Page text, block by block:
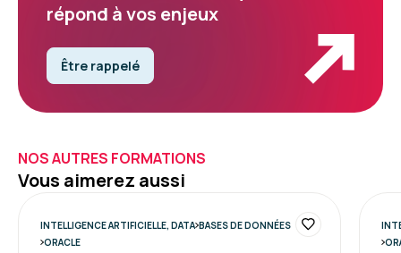
répond à vos enjeux
Être rappelé
NOS AUTRES FORMATIONS
Vous aimerez aussi
INTELLIGENCE ARTIFICIELLE, DATA BASES DE DONNÉES
ORACLE